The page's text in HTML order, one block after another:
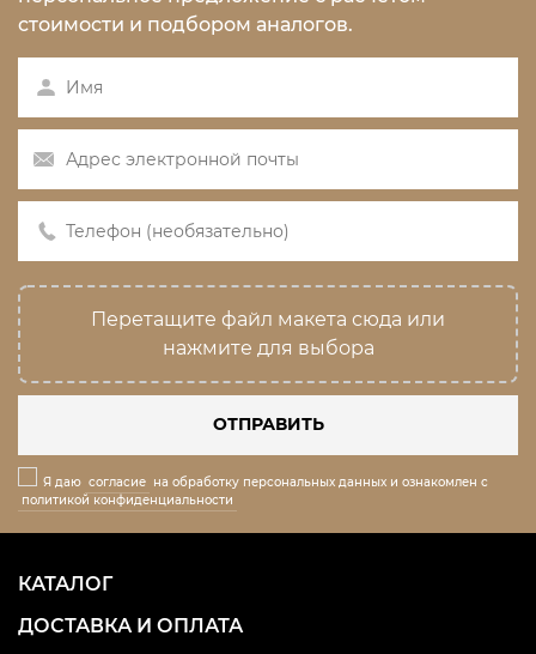
стоимости и подбором аналогов.
Перетащите файл макета сюда или
нажмите для выбора
ОТПРАВИТЬ
Я даю согласие на обработку персональных данных и ознакомлен с
политикой конфиденциальности
КАТАЛОГ
ДОСТАВКА И ОПЛАТА